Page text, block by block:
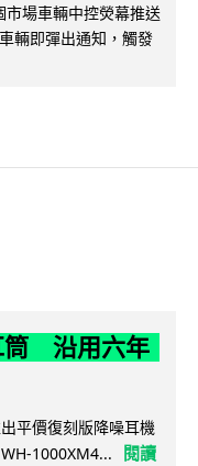
場車輛中控熒幕推送
輛即彈出通知，觸發
筒 沿用六年
平價復刻版降噪耳機
1000XM4...
閱讀